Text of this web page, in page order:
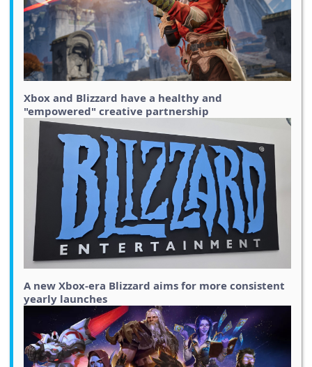
Xbox and Blizzard have a healthy and
"empowered" creative partnership
A new Xbox-era Blizzard aims for more consistent
yearly launches